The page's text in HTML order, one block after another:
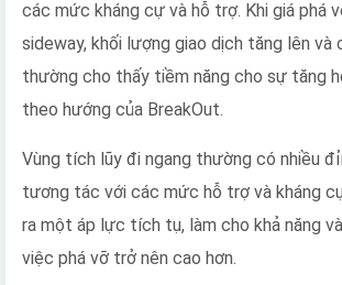
các mức kháng cự và hỗ trợ. Khi giá phá
sideway, khối lượng giao dịch tăng lên và
thường cho thấy tiềm năng cho sự tăng
theo hướng của BreakOut.
Vùng tích lũy đi ngang thường có nhiều
tương tác với các mức hỗ trợ và kháng
ra một áp lực tích tụ, làm cho khả năng
việc phá vỡ trở nên cao hơn.